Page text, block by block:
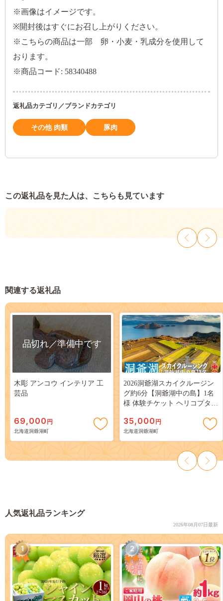
※画像はイメージです。
※開封後はすぐにお召し上がりください。
※こちらの商品は一部 卵・小麦・乳成分を使用して
おります。
※商品コード: 58340488
返礼品カテゴリ／ブランドカテゴリ
その他 肉類 豚肉
この返礼品を見た人は、こちらも見ています
関連する返礼品
品切れ／準備中です
木彫 アンコウ インテリア 工
芸品
69,000 円
北海道洞爺湖町
2026洞爺湖スカイクルージン
グ約6分【洞爺湖中の島】1名
様 体験チケット ヘリコプター
思い出 景色 北海道の自然 ふ
るさと納税 洞爺湖 観光 体験
絶景
35,000 円
北海道洞爺湖町
人気返礼品ランキング
2026年08月07日最新
1 2